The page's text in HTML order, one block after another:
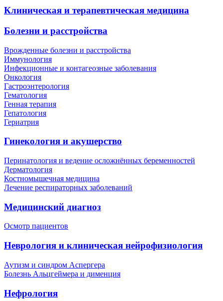
Клиническая и терапевтическая медицина
Болезни и расстройства
Врожденные болезни и расстройства
Иммунология
Инфекционные и контагеозные заболевания
Онкология
Гастроэнтерология
Гематология
Генная терапия
Гепатология
Гериатрия
Гинекология и акушерство
Перинатология и ведение осложнённых беременностей
Дерматология
Костномышечная медицина
Лечение респираторных заболеваний
Медицинский диагноз
Осмотр пациентов
Неврология и клиническая нейрофизиология
Аутизм и синдром Аспергера
Болезнь Альцгеймера и дименция
Нефрология